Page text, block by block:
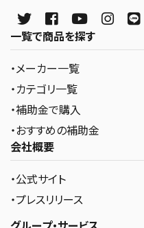
一覧で商品を探す
・メーカー一覧
・カテゴリ一覧
・補助金で購入
・おすすめの補助金
会社概要
・公式サイト
・プレスリリース